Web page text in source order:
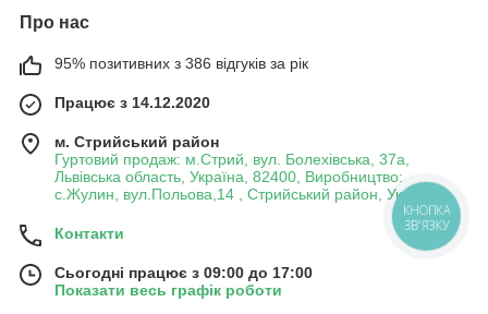
Про нас
95% позитивних з 386 відгуків за рік
Працює з 14.12.2020
м. Стрийський район
Гуртовий продаж: м.Стрий, вул. Болехівська, 37а,
Львівська область, Україна, 82400, Виробництво:
с.Жулин, вул.Польова,14 , Стрийський район, Україна
Контакти
Сьогодні працює з 09:00 до 17:00
Показати весь графік роботи
КНОПКА
ЗВ'ЯЗКУ